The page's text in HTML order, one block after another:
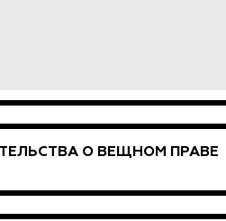
О ВЕЩНОМ ПРАВЕ